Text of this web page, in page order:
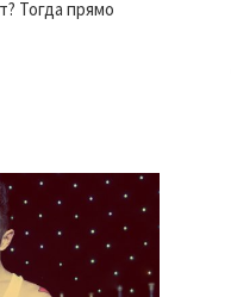
Тогда прямо